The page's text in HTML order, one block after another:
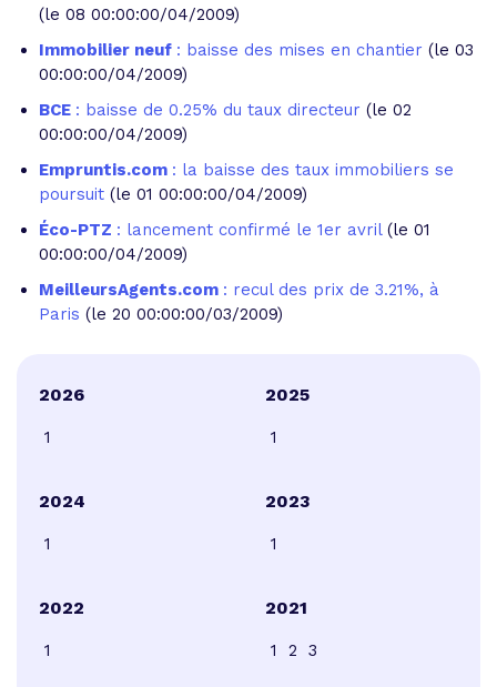
(le 08 00:00:00/04/2009)
Immobilier neuf : baisse des mises en chantier (le 03
00:00:00/04/2009)
BCE : baisse de 0.25% du taux directeur (le 02
00:00:00/04/2009)
Empruntis.com : la baisse des taux immobiliers se
poursuit (le 01 00:00:00/04/2009)
Éco-PTZ : lancement confirmé le 1er avril (le 01
00:00:00/04/2009)
MeilleursAgents.com : recul des prix de 3.21%, à
Paris (le 20 00:00:00/03/2009)
2026
1
2025
1
2024
1
2023
1
2022
1
2021
1 2 3